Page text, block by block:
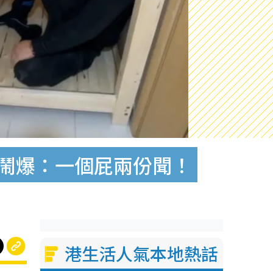
爆：一個屁兩份聞！
港生活人氣本地熱話